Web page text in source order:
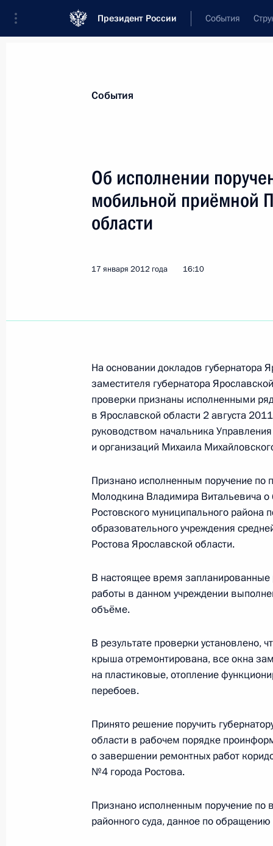
Президент России События
Упразднён Рыбинский районный
губернатора Ярославской области
Президент согласился со
глав Бурятии, Ставрополья,
и Ярославской областей
4 мая 2012 года, 19:10
Встреча с руководством партии
4 мая 2012 года, 15:45
Президент принял отставку
Сергея Вахрукова
О ходе исполнения поручений,
мобильной приёмной Президента в
Об исполнении поручений по
17 января 2012 года, 16:10
События
Об исполнении
мобильной приёмной
области
17 января 2012 года 16:10
На основании докладов губернатора
заместителя губернатора
проверки признаны исполненными
в Ярославской области 2 августа
руководством начальника
и организаций Михаила
Признано исполненным поручение по
Молодкина Владимира Витальевича о
Ростовского муниципального района
образовательного учреждения
Ростова Ярославской области.
В настоящее время
работы в данном учреждении
объёме.
В результате проверки установлено,
крыша отремонтирована, все окна
на пластиковые, отопление
перебоев.
Принято решение поручить
области в рабочем порядке
о завершении ремонтных работ
№4 города Ростова.
Признано исполненным поручение по
районного суда, данное по